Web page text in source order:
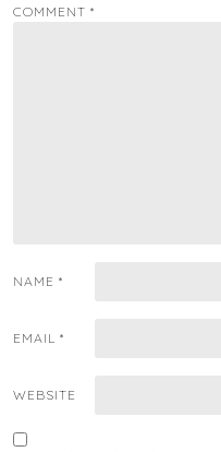
COMMENT *
NAME *
EMAIL *
WEBSITE